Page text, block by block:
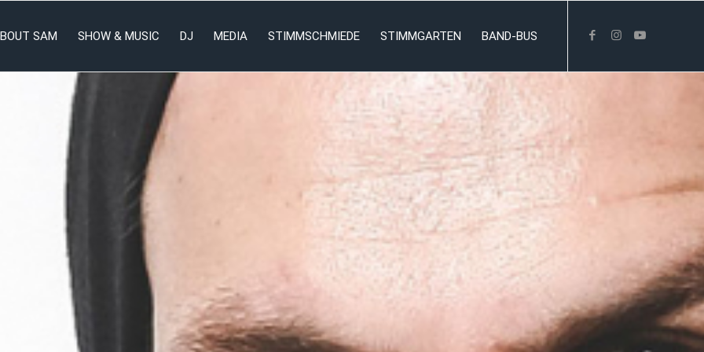
SAM SHOW & MUSIC DJ MEDIA STIMMSCHMIEDE STIMMGARTEN BAND-BUS